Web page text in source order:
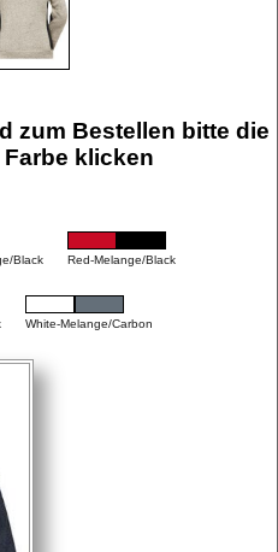
zum Bestellen bitte die
klicken
Black Red-Melange/Black
White-Melange/Carbon